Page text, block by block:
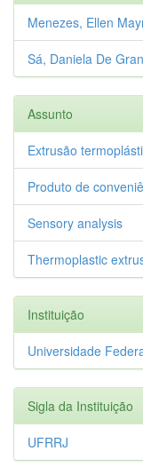
Menezes, Ellen
Sá, Daniela De
Assunto
Extrusão
Produto de
Sensory analysis
Thermoplastic
Instituição
Universidade
Sigla da Instituição
UFRRJ